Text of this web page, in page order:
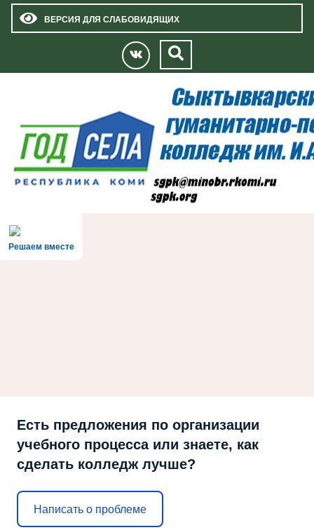
ВЕРСИЯ ДЛЯ СЛАБОВИДЯЩИХ
Решаем вместе
Есть предложения по организации
учебного процесса или знаете, как
сделать колледж лучше?
Написать о проблеме